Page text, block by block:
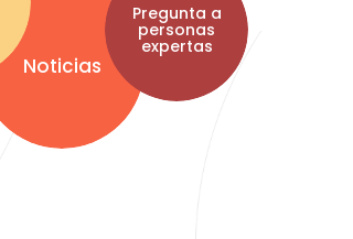
Noticias
Pregunta a
personas
expertas